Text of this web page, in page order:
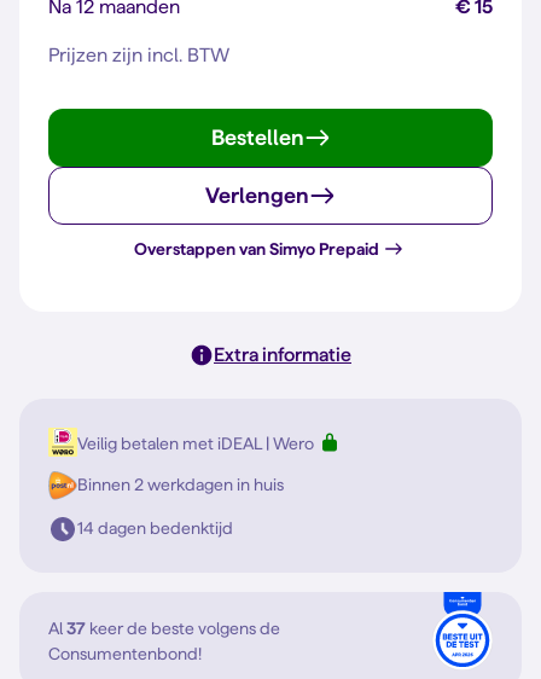
Na 12 maanden € 15
Prijzen zijn incl. BTW
Bestellen
Verlengen
Overstappen van Simyo Prepaid
Extra informatie
Veilig betalen met iDEAL | Wero
Binnen 2 werkdagen in huis
14 dagen bedenktijd
Al37 keer de beste volgens de
Consumentenbond!